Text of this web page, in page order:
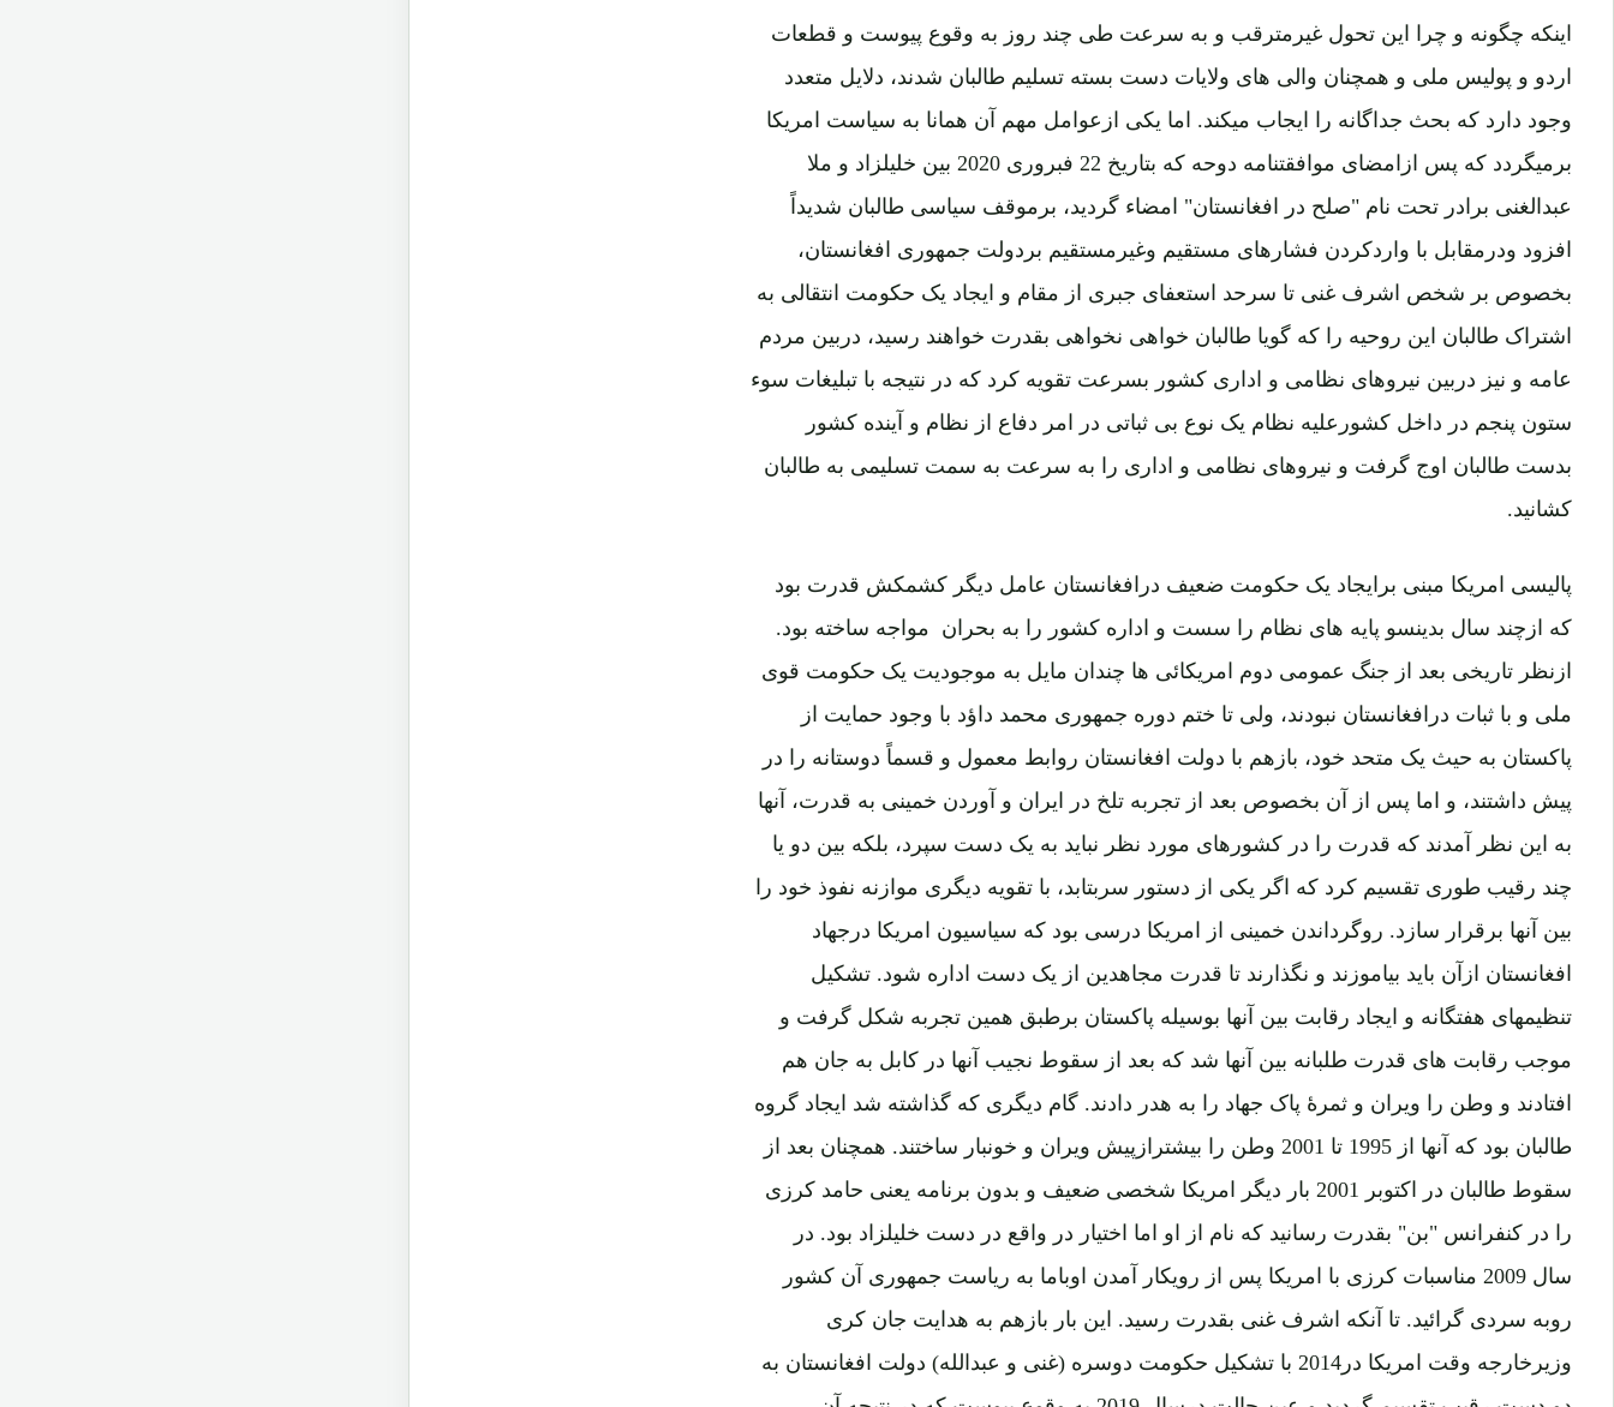
اینکه چگونه و چرا این تحول غیرمترقب و به سرعت طی چند روز به وقوع پیوست و قطعات
اردو و پولیس ملی و همچنان والی های ولایات دست بسته تسلیم طالبان شدند، دلایل متعدد
وجود دارد که بحث جداگانه را ایجاب میکند. اما یکی ازعوامل مهم آن همانا به سیاست امریکا
برمیگردد که پس ازامضای موافقتنامه دوحه که بتاریخ 22 فبروری 2020 بین خلیلزاد و ملا
عبدالغنی برادر تحت نام "صلح در افغانستان" امضاء گردید، برموقف سیاسی طالبان شدیداً
افزود ودرمقابل با واردکردن فشارهای مستقیم وغیرمستقیم بردولت جمهوری افغانستان،
بخصوص بر شخص اشرف غنی تا سرحد استعفای جبری از مقام و ایجاد یک حکومت انتقالی به
اشتراک طالبان این روحیه را که گویا طالبان خواهی نخواهی بقدرت خواهند رسید، دربین مردم
عامه و نیز دربین نیروهای نظامی و اداری کشور بسرعت تقویه کرد که در نتیجه با تبلیغات سوء
ستون پنجم در داخل کشورعلیه نظام یک نوع بی ثباتی در امر دفاع از نظام و آینده کشور
بدست طالبان اوج گرفت و نیروهای نظامی و اداری را به سرعت به سمت تسلیمی به طالبان
کشانید.
پالیسی امریکا مبنی برایجاد یک حکومت ضعیف درافغانستان عامل دیگر کشمکش قدرت بود
که ازچند سال بدینسو پایه های نظام را سست و اداره کشور را به بحران مواجه ساخته بود.
ازنظر تاریخی بعد از جنگ عمومی دوم امریکائی ها چندان مایل به موجودیت یک حکومت قوی
ملی و با ثبات درافغانستان نبودند، ولی تا ختم دوره جمهوری محمد داؤد با وجود حمایت از
پاکستان به حیث یک متحد خود، بازهم با دولت افغانستان روابط معمول و قسماً دوستانه را در
پیش داشتند، و اما پس از آن بخصوص بعد از تجربه تلخ در ایران و آوردن خمینی به قدرت، آنها
به این نظر آمدند که قدرت را در کشورهای مورد نظر نباید به یک دست سپرد، بلکه بین دو یا
چند رقیب طوری تقسیم کرد که اگر یکی از دستور سربتابد، با تقویه دیگری موازنه نفوذ خود را
بین آنها برقرار سازد. روگرداندن خمینی از امریکا درسی بود که سیاسیون امریکا درجهاد
افغانستان ازآن باید بیاموزند و نگذارند تا قدرت مجاهدین از یک دست اداره شود. تشکیل
تنظیمهای هفتگانه و ایجاد رقابت بین آنها بوسیله پاکستان برطبق همین تجربه شکل گرفت و
موجب رقابت های قدرت طلبانه بین آنها شد که بعد از سقوط نجیب آنها در کابل به جان هم
افتادند و وطن را ویران و ثمرۀ پاک جهاد را به هدر دادند. گام دیگری که گذاشته شد ایجاد گروه
طالبان بود که آنها از 1995 تا 2001 وطن را بیشترازپیش ویران و خونبار ساختند. همچنان بعد از
سقوط طالبان در اکتوبر 2001 بار دیگر امریکا شخصی ضعیف و بدون برنامه یعنی حامد کرزی
را در کنفرانس "بن" بقدرت رسانید که نام از او اما اختیار در واقع در دست خلیلزاد بود. در
سال 2009 مناسبات کرزی با امریکا پس از رویکار آمدن اوباما به ریاست جمهوری آن کشور
روبه سردی گرائید. تا آنکه اشرف غنی بقدرت رسید. این بار بازهم به هدایت جان کری
وزیرخارجه وقت امریکا در2014 با تشکیل حکومت دوسره (غنی و عبدالله) دولت افغانستان به
دو دست رقیب تقسیم گردید و عین حالت درسال 2019 به وقوع پیوست که در نتیجه آن